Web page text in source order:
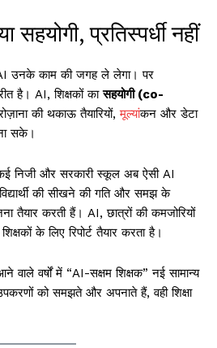
सहयोगी, प्रतिस्पर्धी नहीं
उनके काम की जगह ले लेगा। पर
है। AI, शिक्षकों कासहयोगी (co-
की थकाऊ तैयारियों,मूल्यांकन और डेटा
सके।
निजी और सरकारी स्कूल अब ऐसी AI
की सीखने की गति और समझ के
तैयार करती हैं। AI, छात्रों की कमजोरियों
के लिए रिपोर्ट तैयार करता है।
वाले वर्षों में “AI-सक्षम शिक्षक” नई सामान्य
को समझते और अपनाते हैं, वही शिक्षा